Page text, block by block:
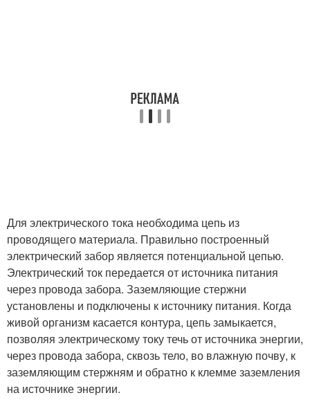
Для электрического тока необходима цепь из
проводящего материала. Правильно построенный
электрический забор является потенциальной цепью.
Электрический ток передается от источника питания
через провода забора. Заземляющие стержни
установлены и подключены к источнику питания. Когда
живой организм касается контура, цепь замыкается,
позволяя электрическому току течь от источника энергии,
через провода забора, сквозь тело, во влажную почву, к
заземляющим стержням и обратно к клемме заземления
на источнике энергии.